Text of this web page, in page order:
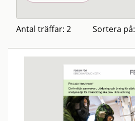
Antal träffar: 2 Sortera på: